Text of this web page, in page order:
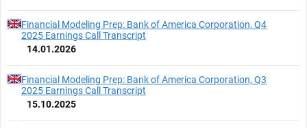
Financial Modeling Prep: Bank of America Corporation, Q4
2025 Earnings Call Transcript
14.01.2026
Financial Modeling Prep: Bank of America Corporation, Q3
2025 Earnings Call Transcript
15.10.2025